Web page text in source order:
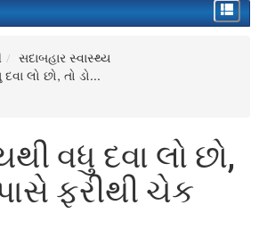
Toggle
સદાબહાર સ્વાસ્થ્ય
લો છો, તો ડો...
વધુ દવા લો છો,
ફરીથી ચેક